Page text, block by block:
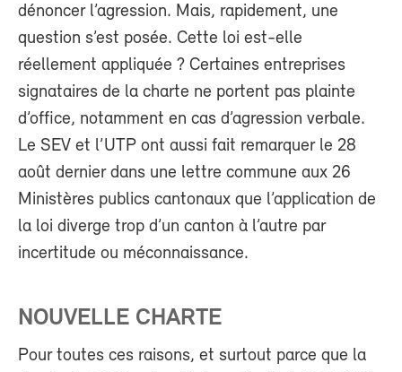
dénoncer l’agression. Mais, rapidement, une
question s’est posée. Cette loi est-elle
réellement appliquée ? Certaines entreprises
signataires de la charte ne portent pas plainte
d’office, notamment en cas d’agression verbale.
Le SEV et l’UTP ont aussi fait remarquer le 28
août dernier dans une lettre commune aux 26
Ministères publics cantonaux que l’application de
la loi diverge trop d’un canton à l’autre par
incertitude ou méconnaissance.
NOUVELLE CHARTE
Pour toutes ces raisons, et surtout parce que la